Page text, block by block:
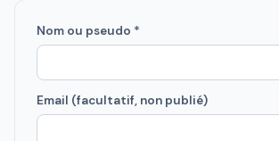
Nom ou pseudo *
Email (facultatif, non publié)